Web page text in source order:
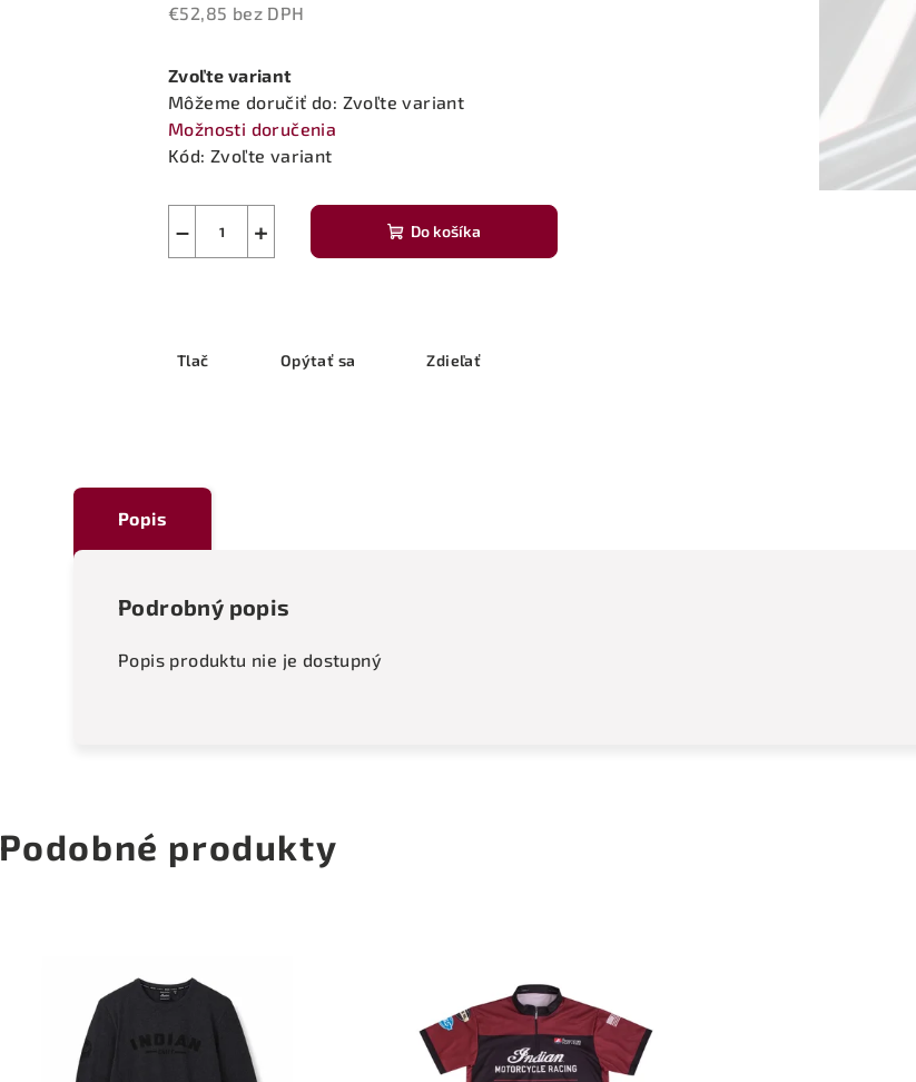
€52,85 bez DPH
cena:
Zvoľte variant
Môžeme doručiť do: Zvoľte variant
Možnosti doručenia
Kód: Zvoľte variant
+
− Do košíka
Tlač Opýtať sa Zdieľať
Popis
Podrobný popis
Popis produktu nie je dostupný
Podobné produkty